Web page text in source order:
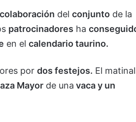
colaboración del conjunto de la
patrocinadores ha
en el calendario taurino.
por dos festejos. El matinal
Mayor de una vaca y un